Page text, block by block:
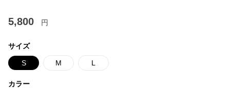
5,800 円
サイズ
S M L
カラー